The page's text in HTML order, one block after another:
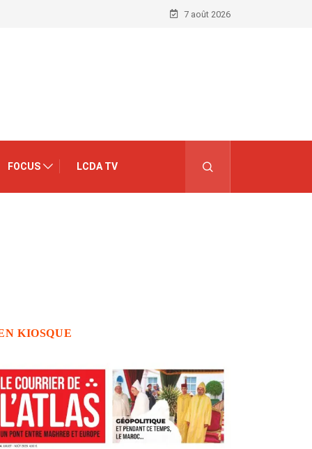
7 août 2026
FOCUS LCDA TV
KIOSQUE